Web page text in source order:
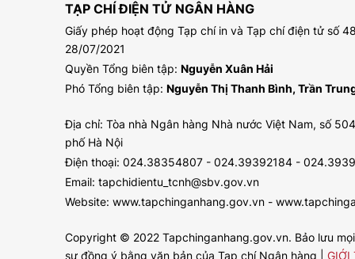
TẠP CHÍ ĐIỆN TỬ NGÂN HÀNG
Giấy phép hoạt động Tạp chí in và Tạp chí điện tử số
28/07/2021
Quyền Tổng biên tập: Nguyễn Xuân Hải
Phó Tổng biên tập: Nguyễn Thị Thanh Bình, Trần
Địa chỉ: Tòa nhà Ngân hàng Nhà nước Việt Nam, số
phố Hà Nội
Điện thoại: 024.38354807 - 024.39392184 -
Email: tapchidientu_tcnh@sbv.gov.vn
Website: www.tapchinganhang.gov.vn -
Copyright © 2022 Tapchinganhang.gov.vn. Bảo lưu
sự đồng ý bằng văn bản của Tạp chí Ngân hàng | GIỚI